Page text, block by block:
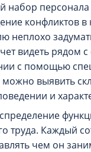
набор персонала
конфликтов в
неплохо
видеть рядом
с помощью
можно выявить
и
труда. Каждый
чем он